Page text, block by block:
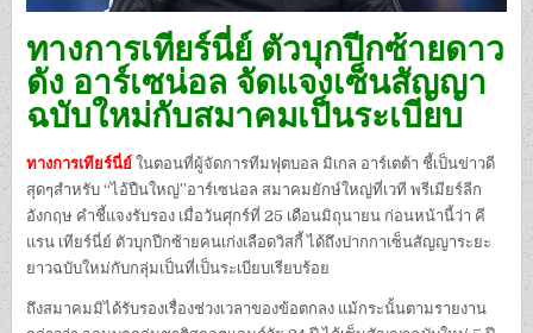
ทางการเทียร์นี่ย์ ตัวบุกปีกซ้ายดาว
ดัง อาร์เซน่อล จัดแจงเซ็นสัญญา
ฉบับใหม่กับสมาคมเป็นระเบียบ
ทางการเทียร์นี่ย์ ในตอนที่ผู้จัดการทีมฟุตบอล มิเกล อาร์เตต้า ชี้เป็นข่าวดี
สุดๆสำหรับ “ไอ้ปืนใหญ่”อาร์เซน่อล สมาคมยักษ์ใหญ่ที่เวที พรีเมียร์ลีก
อังกฤษ คำชี้แจงรับรอง เมื่อวันศุกร์ที่ 25 เดือนมิถุนายน ก่อนหน้านี้ว่า คี
แรน เทียร์นี่ย์ ตัวบุกปีกซ้ายคนเก่งเลือดวิสกี้ ได้ถึงปากกาเซ็นสัญญาระยะ
ยาวฉบับใหม่กับกลุ่มเป็นที่เป็นระเบียบเรียบร้อย
ถึงสมาคมมิได้รับรองเรื่องช่วงเวลาของข้อตกลง แม้กระนั้นตามรายงาน